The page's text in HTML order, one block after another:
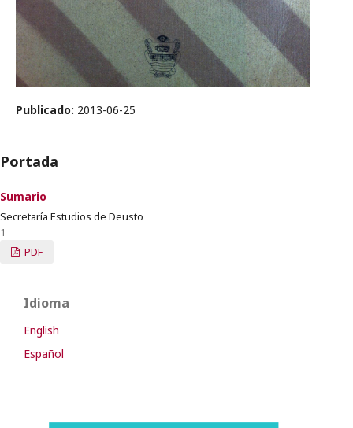
Publicado: 2013-06-25
Portada
Sumario
Secretaría Estudios de Deusto
1
PDF
Idioma
English
Español